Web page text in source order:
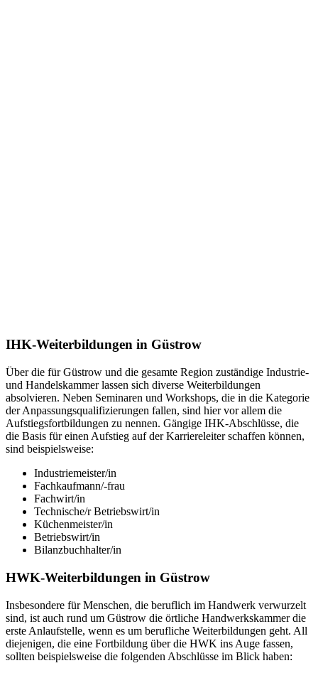
IHK-Weiterbildungen in Güstrow
Über die für Güstrow und die gesamte Region zuständige Industrie-
und Handelskammer lassen sich diverse Weiterbildungen
absolvieren. Neben Seminaren und Workshops, die in die Kategorie
der Anpassungsqualifizierungen fallen, sind hier vor allem die
Aufstiegsfortbildungen zu nennen. Gängige IHK-Abschlüsse, die
die Basis für einen Aufstieg auf der Karriereleiter schaffen können,
sind beispielsweise:
Industriemeister/in
Fachkaufmann/-frau
Fachwirt/in
Technische/r Betriebswirt/in
Küchenmeister/in
Betriebswirt/in
Bilanzbuchhalter/in
HWK-Weiterbildungen in Güstrow
Insbesondere für Menschen, die beruflich im Handwerk verwurzelt
sind, ist auch rund um Güstrow die örtliche Handwerkskammer die
erste Anlaufstelle, wenn es um berufliche Weiterbildungen geht. All
diejenigen, die eine Fortbildung über die HWK ins Auge fassen,
sollten beispielsweise die folgenden Abschlüsse im Blick haben: